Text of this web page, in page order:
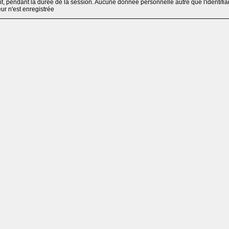
pendant la durée de la session. Aucune donnée personnelle autre que
n'est enregistrée